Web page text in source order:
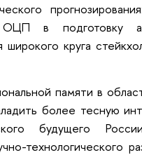
в подготовку
широкого круга
памяти в
более тесную
будущего
технологического